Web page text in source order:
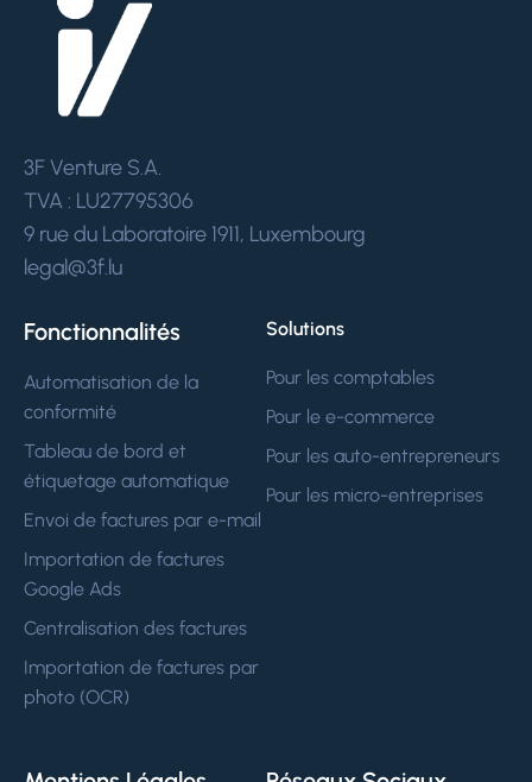
3F Venture S.A.
TVA : LU27795306
9 rue du Laboratoire 1911, Luxembourg
legal@3f.lu
Fonctionnalités
Automatisation de la
conformité
Tableau de bord et
étiquetage automatique
Envoi de factures par e-mail
Importation de factures
Google Ads
Centralisation des factures
Importation de factures par
photo (OCR)
Solutions
Pour les comptables
Pour le e-commerce
Pour les auto-entrepreneurs
Pour les micro-entreprises